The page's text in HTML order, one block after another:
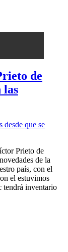
de
las
desde que se
Prieto de
de la
país, con el
el estuvimos
tendrá inventario